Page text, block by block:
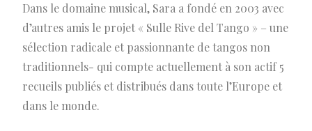
Dans le domaine musical, Sara a fondé en 2003 avec
d’autres amis le projet « Sulle Rive del Tango » – une
sélection radicale et passionnante de tangos non
traditionnels- qui compte actuellement à son actif 5
recueils publiés et distribués dans toute l’Europe et
dans le monde.